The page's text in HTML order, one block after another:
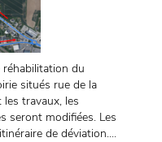
du
situés rue de la
travaux, les
seront modifiées. Les
de déviation....